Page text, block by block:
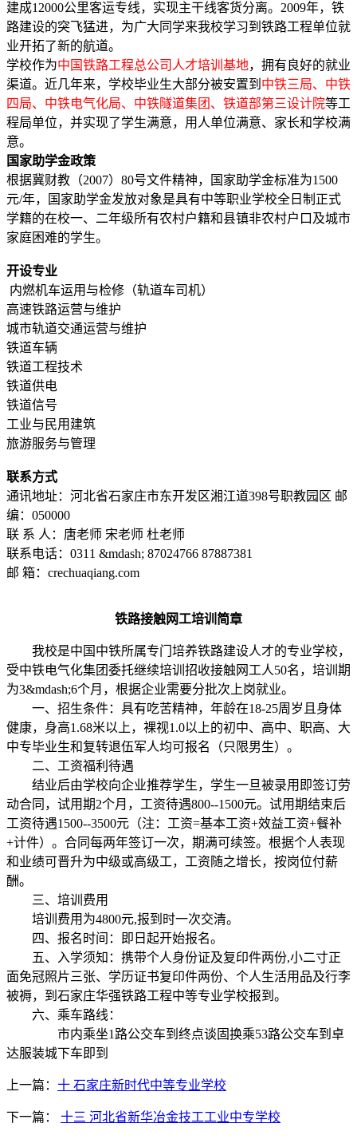
建成12000公里客运专线，实现主干线客货分离。2009年，铁
路建设的突飞猛进，为广大同学来我校学习到铁路工程单位就
业开拓了新的航道。
学校作为中国铁路工程总公司人才培训基地，拥有良好的就业
渠道。近几年来，学校毕业生大部分被安置到 中铁三局、中铁
四局、中铁电气化局、中铁隧道集团、铁道部第三设计院等工
程局单位，并实现了学生满意，用人单位满意、家长和学校满
意。
国家助学金政策
根据冀财教（2007）80号文件精神，国家助学金标准为1500
元/年，国家助学金发放对象是具有中等职业学校全日制正式
学籍的在校一、二年级所有农村户籍和县镇非农村户口及城市
家庭困难的学生。
开设专业
内燃机车运用与检修（轨道车司机）
高速铁路运营与维护
城市轨道交通运营与维护
铁道车辆
铁道工程技术
铁道供电
铁道信号
工业与民用建筑
旅游服务与管理
联系方式
通讯地址：河北省石家庄市东开发区湘江道398号职教园区 邮
编：050000
联 系 人：唐老师 宋老师 杜老师
联系电话：0311 &mdash; 87024766 87887381
邮 箱：crechuaqiang.com
铁路接触网工培训简章
我校是中国中铁所属专门培养铁路建设人才的专业学校，
受中铁电气化集团委托继续培训招收接触网工人50名，培训期
为3&mdash;6个月，根据企业需要分批次上岗就业。
一、招生条件：具有吃苦精神，年龄在18-25周岁且身体
健康，身高1.68米以上，裸视1.0以上的初中、高中、职高、大
中专毕业生和复转退伍军人均可报名（只限男生）。
二、工资福利待遇
结业后由学校向企业推荐学生，学生一旦被录用即签订劳
动合同，试用期2个月，工资待遇800--1500元。试用期结束后
工资待遇1500--3500元（注：工资=基本工资+效益工资+餐补
+计件）。合同每两年签订一次，期满可续签。根据个人表现
和业绩可晋升为中级或高级工，工资随之增长，按岗位付薪
酬。
三、培训费用
培训费用为4800元,报到时一次交清。
四、报名时间：即日起开始报名。
五、入学须知：携带个人身份证及复印件两份,小二寸正
面免冠照片三张、学历证书复印件两份、个人生活用品及行李
被褥，到石家庄华强铁路工程中等专业学校报到。
六、乘车路线：
市内乘坐1路公交车到终点谈固换乘53路公交车到卓
达服装城下车即到
上一篇： 十 石家庄新时代中等专业学校
下一篇： 十三 河北省新华冶金技工工业中专学校